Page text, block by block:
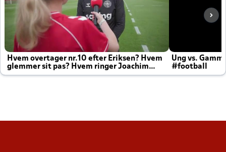
Hvem overtager nr.10 efter Eriksen? Hvem
glemmer sit pas? Hvem ringer Joachim
altid til efter kampe?
Ung vs.
#football